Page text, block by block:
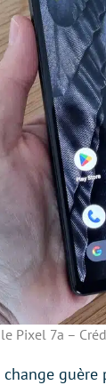
Pixel 7a –